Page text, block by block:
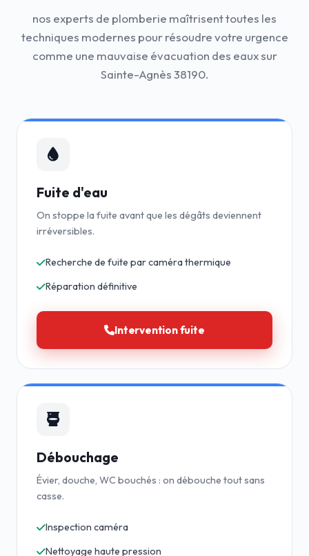
nos experts de plomberie maîtrisent toutes les
techniques modernes pour résoudre votre urgence
comme une mauvaise évacuation des eaux sur
Sainte-Agnès 38190.
Fuite d'eau
On stoppe la fuite avant que les dégâts deviennent
irréversibles.
Recherche de fuite par caméra thermique
Réparation définitive
Intervention fuite
Débouchage
Évier, douche, WC bouchés : on débouche tout sans
casse.
Inspection caméra
Nettoyage haute pression